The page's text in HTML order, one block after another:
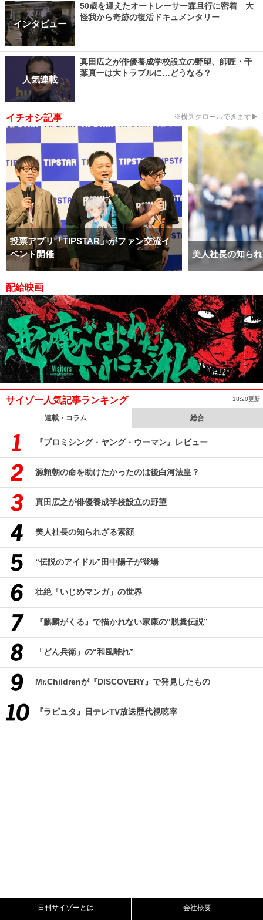
インタビュー
50歳を迎えたオートレーサー森且行に密着 大
怪我から奇跡の復活ドキュメンタリー
人気連載
真田広之が俳優養成学校設立の野望、師匠・千
葉真一は大トラブルに…どうなる？
イチオシ記事 ※横スクロールできます▶
投票アプリ「TIPSTAR」がファン交流イ
ベント開催
美人社長の知ら
配給映画
サイゾー人気記事ランキング 18:20更新
連載・コラム 総合
『プロミシング・ヤング・ウーマン』レビュー
源頼朝の命を助けたかったのは後白河法皇？
真田広之が俳優養成学校設立の野望
美人社長の知られざる素顔
“伝説のアイドル”田中陽子が登場
壮絶「いじめマンガ」の世界
『麒麟がくる』で描かれない家康の“脱糞伝説”
「どん兵衛」の“和風離れ”
Mr.Childrenが『DISCOVERY』で発見したもの
『ラピュタ』日テレTV放送歴代視聴率
日刊サイゾーとは 会社概要